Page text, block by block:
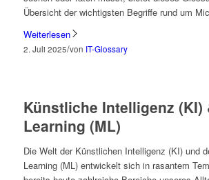
Übersicht der wichtigsten Begriffe rund um
Weiterlesen
2. Juli 2025/von IT-Glossary
Künstliche Intelligenz (KI)
Learning (ML)
Die Welt der Künstlichen Intelligenz (KI) und
Learning (ML) entwickelt sich in rasantem